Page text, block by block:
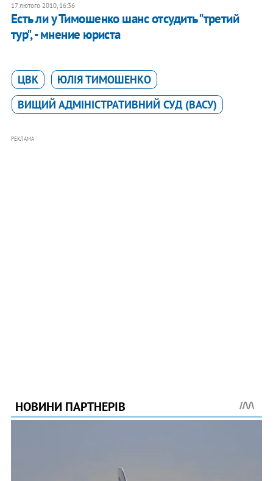
17 лютого 2010, 16:36
Есть ли у Тимошенко шанс отсудить "третий
тур", - мнение юриста
ЦВК
ЮЛІЯ ТИМОШЕНКО
ВИЩИЙ АДМІНІСТРАТИВНИЙ СУД (ВАСУ)
РЕКЛАМА